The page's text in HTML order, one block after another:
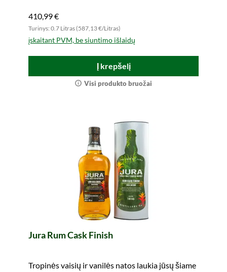
410,99 €
Turinys: 0.7 Litras (587,13 €/Litras)
įskaitant PVM, be siuntimo išlaidų
Į krepšelį
Visi produkto bruožai
Jura Rum Cask Finish
Tropinės vaisių ir vanilės natos laukia jūsų šiame